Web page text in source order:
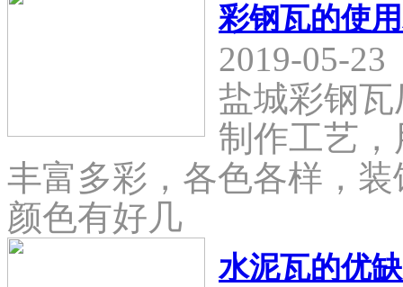
彩钢瓦的使
2019-05-23
盐城彩钢
制作工艺
丰富多彩，各色各样，
颜色有好几
水泥瓦的优